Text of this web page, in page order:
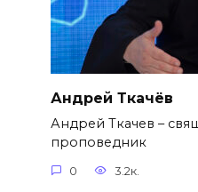
Андрей Ткачёв
Андрей Ткачев –
проповедник
0 3.2к.